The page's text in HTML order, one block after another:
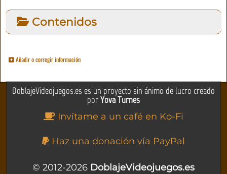
Contenidos
Añadir o corregir información
DoblajeVideojuegos.es es un proyecto sin ánimo de lucro creado
porYova Turnes
Invítame a un café en Ko-Fi
Haz una donación vía PayPal
© 2012-2026 DoblajeVideojuegos.es